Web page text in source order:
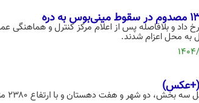
به محل اعزام شدند.
(+عکس)
و با ارتفاع ۲۳۸۰ متری از سطح دریا(بلندترین شهر کشور) قرار دارد.